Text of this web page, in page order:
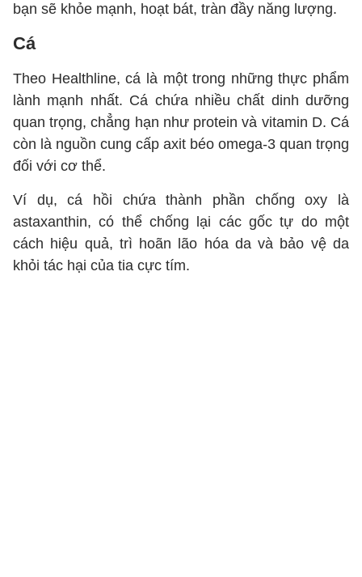
bạn sẽ khỏe mạnh, hoạt bát, tràn đầy năng lượng.
Cá
Theo Healthline, cá là một trong những thực phẩm
lành mạnh nhất. Cá chứa nhiều chất dinh dưỡng
quan trọng, chẳng hạn như protein và vitamin D. Cá
còn là nguồn cung cấp axit béo omega-3 quan trọng
đối với cơ thể.
Ví dụ, cá hồi chứa thành phần chống oxy là
astaxanthin, có thể chống lại các gốc tự do một
cách hiệu quả, trì hoãn lão hóa da và bảo vệ da
khỏi tác hại của tia cực tím.